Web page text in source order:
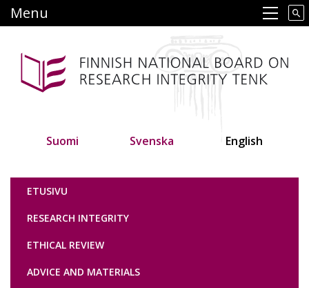
to
content
Main navigation
Menu
Suomi Svenska English
Tutkimuseettinen neuvottelukunta
ETUSIVU
RESEARCH INTEGRITY
ETHICAL REVIEW
ADVICE AND MATERIALS